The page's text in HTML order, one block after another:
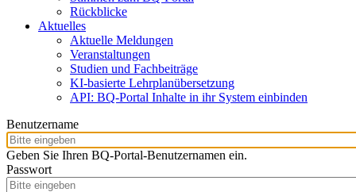
Rückblicke
Aktuelles
Aktuelle Meldungen
Veranstaltungen
Studien und Fachbeiträge
KI-basierte Lehrplanübersetzung
API: BQ-Portal Inhalte in ihr System einbinden
Benutzername
Geben Sie Ihren BQ-Portal-Benutzernamen ein.
Passwort